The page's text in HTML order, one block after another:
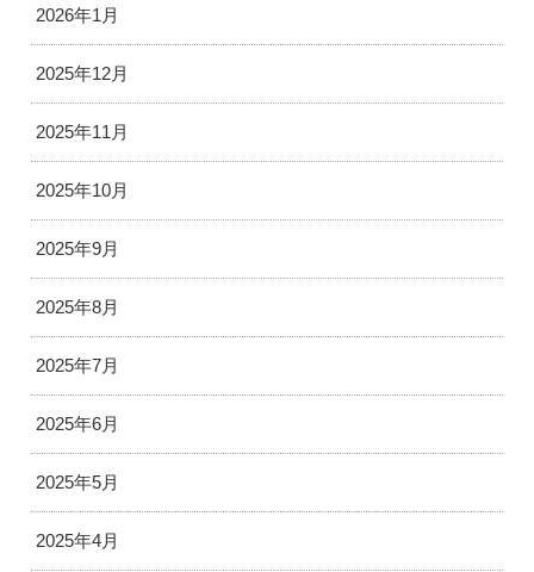
2026年1月
2025年12月
2025年11月
2025年10月
2025年9月
2025年8月
2025年7月
2025年6月
2025年5月
2025年4月